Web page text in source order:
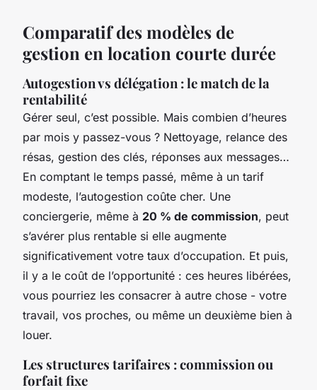
Comparatif des modèles de
gestion en location courte durée
Autogestion vs délégation : le match de la
rentabilité
Gérer seul, c’est possible. Mais combien d’heures
par mois y passez-vous ? Nettoyage, relance des
résas, gestion des clés, réponses aux messages…
En comptant le temps passé, même à un tarif
modeste, l’autogestion coûte cher. Une
conciergerie, même à 20 % de commission, peut
s’avérer plus rentable si elle augmente
significativement votre taux d’occupation. Et puis,
il y a le coût de l’opportunité : ces heures libérées,
vous pourriez les consacrer à autre chose - votre
travail, vos proches, ou même un deuxième bien à
louer.
Les structures tarifaires : commission ou
forfait fixe